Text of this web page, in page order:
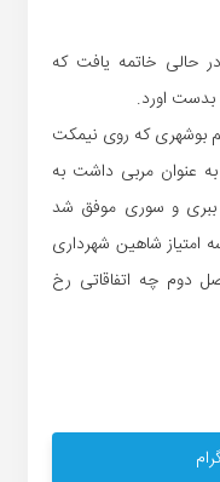
حالی خاتمه یافت که
بدست اورد.
بوشهری که روی نیمکت
عنوان مربی داشت به
ببری و سوری موفق شد
امتیاز شاهین شهرداری
فصل دوم چه اتفاقاتی رخ